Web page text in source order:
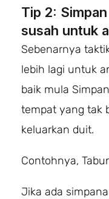
Tip 2:
susah untuk
Sebenarnya
lebih lagi untuk
baik mula
tempat yang tak
keluarkan duit.
Contohnya,
Jika ada